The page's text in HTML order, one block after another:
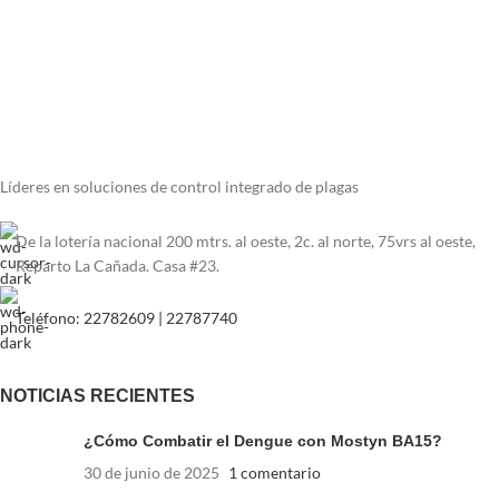
Líderes en soluciones de control integrado de plagas
De la lotería nacional 200 mtrs. al oeste, 2c. al norte, 75vrs al oeste,
Reparto La Cañada. Casa #23.
Teléfono: 22782609 | 22787740
NOTICIAS RECIENTES
¿Cómo Combatir el Dengue con Mostyn BA15?
30 de junio de 2025 1 comentario